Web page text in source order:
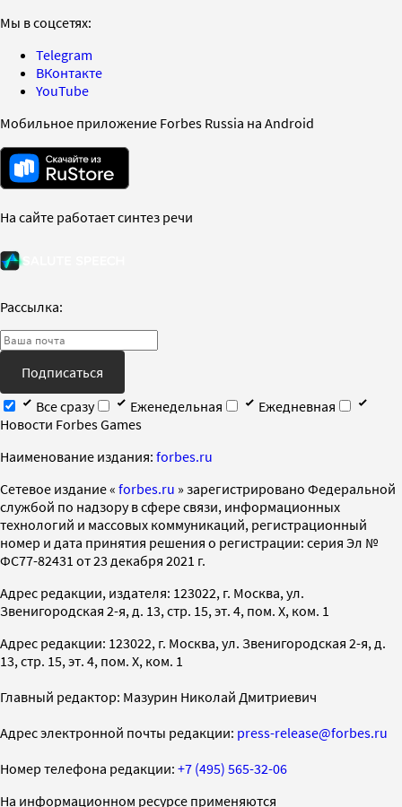
Мы в соцсетях:
Telegram
ВКонтакте
YouTube
Мобильное приложение Forbes Russia на Android
На сайте работает синтез речи
Рассылка:
Подписаться
Все сразу
Еженедельная
Ежедневная
Новости Forbes Games
Наименование издания: forbes.ru
Cетевое издание « forbes.ru » зарегистрировано Федеральной
службой по надзору в сфере связи, информационных
технологий и массовых коммуникаций, регистрационный
номер и дата принятия решения о регистрации: серия Эл №
ФС77-82431 от 23 декабря 2021 г.
Адрес редакции, издателя: 123022, г. Москва, ул.
Звенигородская 2-я, д. 13, стр. 15, эт. 4, пом. X, ком. 1
Адрес редакции: 123022, г. Москва, ул. Звенигородская 2-я, д.
13, стр. 15, эт. 4, пом. X, ком. 1
Главный редактор: Мазурин Николай Дмитриевич
Адрес электронной почты редакции: press-release@forbes.ru
Номер телефона редакции: +7 (495) 565-32-06
На информационном ресурсе применяются